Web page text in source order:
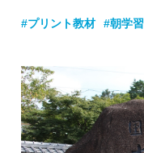
#プリント教材 #朝学習